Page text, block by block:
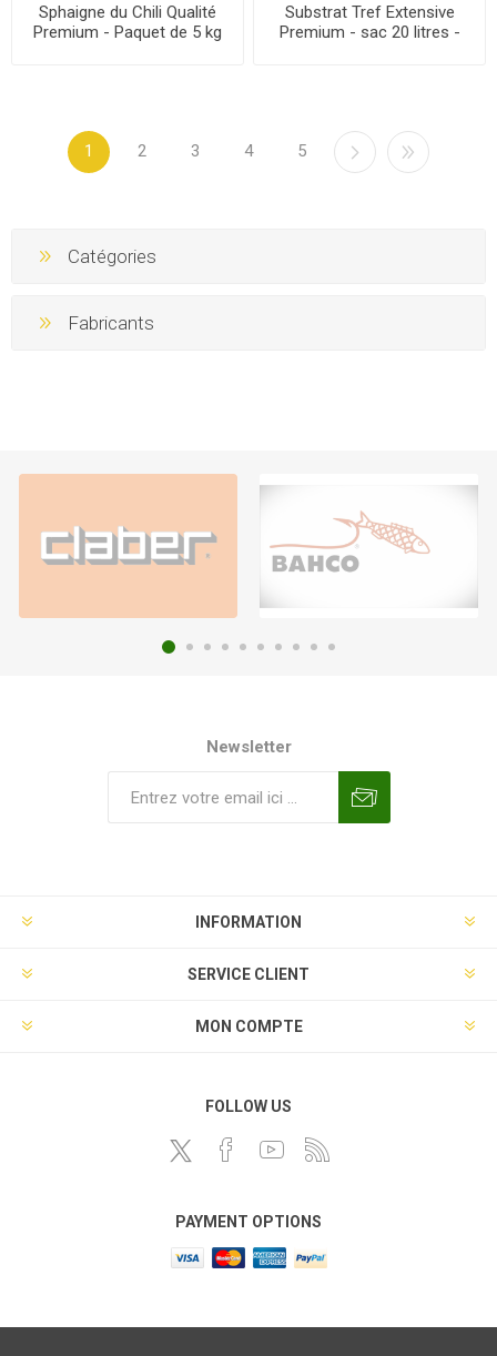
Sphaigne du Chili Qualité
Premium - Paquet de 5 kg
Substrat Tref Extensive
Premium - sac 20 litres -
1 2 3 4 5
Catégories
Fabricants
Newsletter
INFORMATION
SERVICE CLIENT
MON COMPTE
FOLLOW US
PAYMENT OPTIONS